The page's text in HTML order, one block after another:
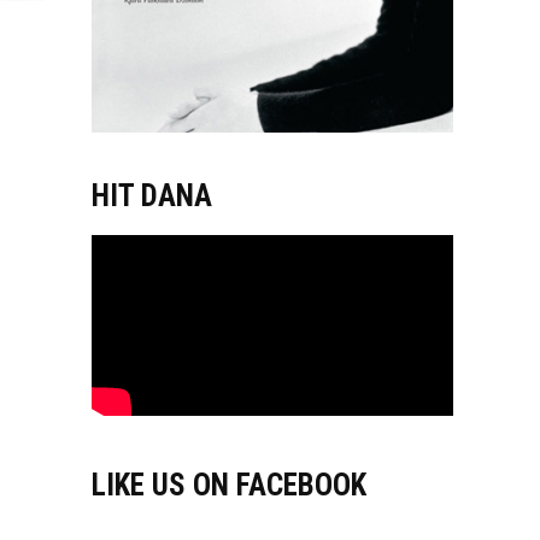
HIT DANA
LIKE US ON FACEBOOK